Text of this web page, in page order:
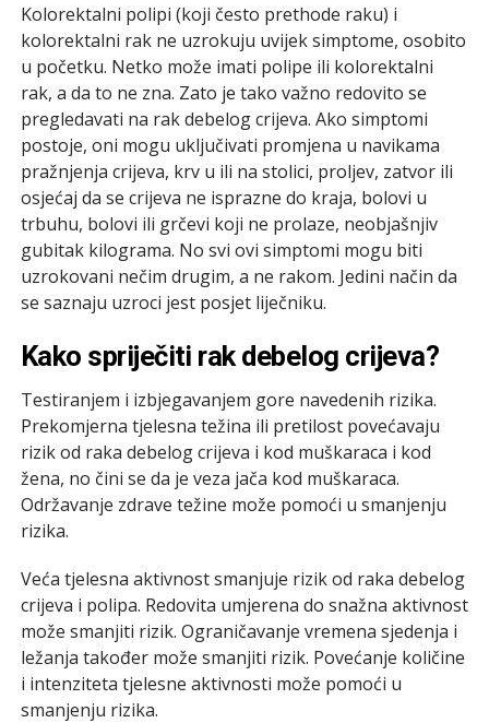
Kolorektalni polipi (koji često prethode raku) i
kolorektalni rak ne uzrokuju uvijek simptome, osobito
u početku. Netko može imati polipe ili kolorektalni
rak, a da to ne zna. Zato je tako važno redovito se
pregledavati na rak debelog crijeva. Ako simptomi
postoje, oni mogu uključivati promjena u navikama
pražnjenja crijeva, krv u ili na stolici, proljev, zatvor ili
osjećaj da se crijeva ne isprazne do kraja, bolovi u
trbuhu, bolovi ili grčevi koji ne prolaze, neobjašnjiv
gubitak kilograma. No svi ovi simptomi mogu biti
uzrokovani nečim drugim, a ne rakom. Jedini način da
se saznaju uzroci jest posjet liječniku.
Kako spriječiti rak debelog crijeva?
Testiranjem i izbjegavanjem gore navedenih rizika.
Prekomjerna tjelesna težina ili pretilost povećavaju
rizik od raka debelog crijeva i kod muškaraca i kod
žena, no čini se da je veza jača kod muškaraca.
Održavanje zdrave težine može pomoći u smanjenju
rizika.
Veća tjelesna aktivnost smanjuje rizik od raka debelog
crijeva i polipa. Redovita umjerena do snažna aktivnost
može smanjiti rizik. Ograničavanje vremena sjedenja i
ležanja također može smanjiti rizik. Povećanje količine
i intenziteta tjelesne aktivnosti može pomoći u
smanjenju rizika.